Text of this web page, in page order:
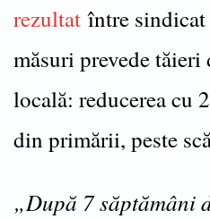
rezultat între
măsuri prevede
locală: reducerea cu
din primării, peste
„După 7